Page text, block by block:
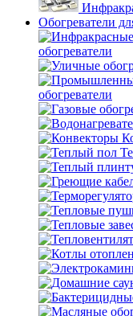
Обогреватели
обогреватели
обогреватели